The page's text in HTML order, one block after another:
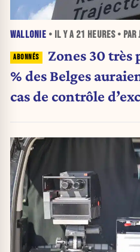
WALLONIE • IL Y A 21 HEURES• PAR
Zones 30 très
% des Belges
cas de contrôle